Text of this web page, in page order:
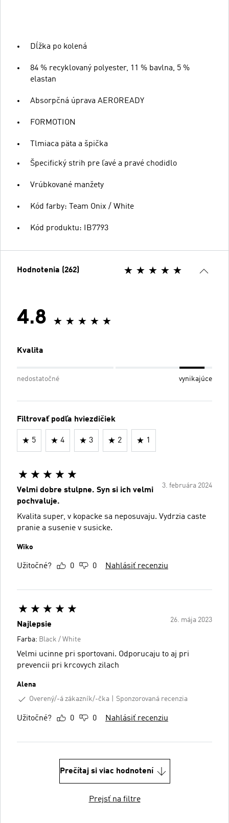
Dĺžka po kolená
84 % recyklovaný polyester, 11 % bavlna, 5 %
elastan
Absorpčná úprava AEROREADY
FORMOTION
Tlmiaca päta a špička
Špecifický strih pre ľavé a pravé chodidlo
Vrúbkované manžety
Kód farby: Team Onix / White
Kód produktu: IB7793
Hodnotenia (262)
4.8
Kvalita
nedostatočné vynikajúce
Filtrovať podľa hviezdičiek
5 4 3 2 1
3. februára 2024
Velmi dobre stulpne. Syn si ich velmi
pochvaluje.
Kvalita super, v kopacke sa neposuvaju. Vydrzia caste
pranie a susenie v susicke.
Wiko
Užitočné? 0 0 Nahlásiť recenziu
26. mája 2023
Najlepsie
Farba: Black / White
Velmi ucinne pri sportovani. Odporucaju to aj pri
prevencii pri krcovych zilach
Alena
Overený/-á zákazník/-čka
Sponzorovaná recenzia
Užitočné? 0 0 Nahlásiť recenziu
Prečítaj si viac hodnotení
Prejsť na filtre